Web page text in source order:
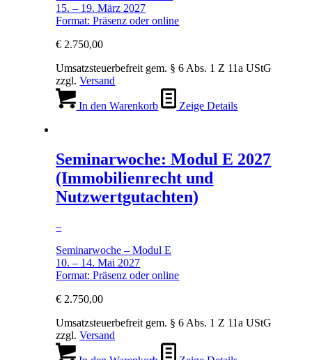
15. – 19. März 2027
Format: Präsenz oder online
€ 2.750,00
Umsatzsteuerbefreit gem. § 6 Abs. 1 Z 11a UStG
zzgl.Versand
In den Warenkorb Zeige Details
Seminarwoche: Modul E 2027
(Immobilienrecht und
Nutzwertgutachten)
–
Seminarwoche – Modul E
10. – 14. Mai 2027
Format: Präsenz oder online
€ 2.750,00
Umsatzsteuerbefreit gem. § 6 Abs. 1 Z 11a UStG
zzgl.Versand